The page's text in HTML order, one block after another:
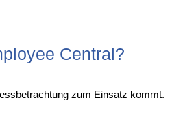
Central?
zum Einsatz kommt.